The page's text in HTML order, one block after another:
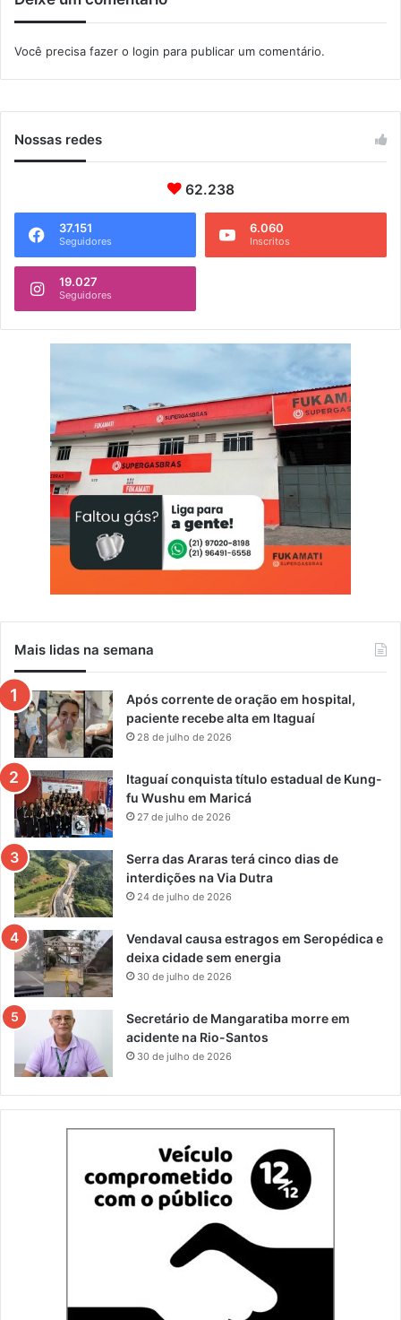
o
a
t
3
0
e
n
o
Você precisa fazer o login para publicar um comentário.
Nossas redes
62.238
37.151
Seguidores
6.060
Inscritos
19.027
Seguidores
Mais lidas na semana
Após corrente de oração em hospital,
paciente recebe alta em Itaguaí
28 de julho de 2026
Itaguaí conquista título estadual de Kung-
fu Wushu em Maricá
27 de julho de 2026
Serra das Araras terá cinco dias de
interdições na Via Dutra
24 de julho de 2026
Vendaval causa estragos em Seropédica e
deixa cidade sem energia
30 de julho de 2026
Secretário de Mangaratiba morre em
acidente na Rio-Santos
30 de julho de 2026